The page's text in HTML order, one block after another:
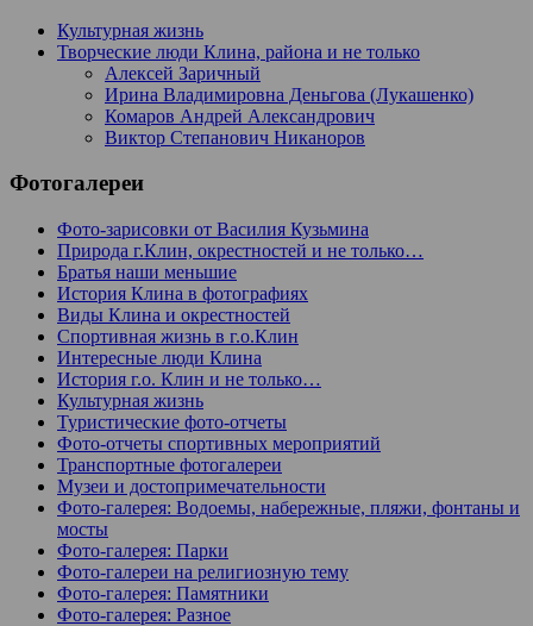
Культурная жизнь
Творческие люди Клина, района и не только
Алексей Заричный
Ирина Владимировна Деньгова (Лукашенко)
Комаров Андрей Александрович
Виктор Степанович Никаноров
Фотогалереи
Фото-зарисовки от Василия Кузьмина
Природа г.Клин, окрестностей и не только…
Братья наши меньшие
История Клина в фотографиях
Виды Клина и окрестностей
Спортивная жизнь в г.о.Клин
Интересные люди Клина
История г.о. Клин и не только…
Культурная жизнь
Туристические фото-отчеты
Фото-отчеты спортивных мероприятий
Транспортные фотогалереи
Музеи и достопримечательности
Фото-галерея: Водоемы, набережные, пляжи, фонтаны и
мосты
Фото-галерея: Парки
Фото-галереи на религиозную тему
Фото-галерея: Памятники
Фото-галерея: Разное